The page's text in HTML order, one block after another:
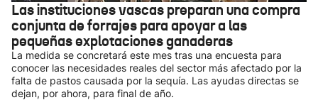
Las instituciones vascas preparan una compra
conjunta de forrajes para apoyar a las
pequeñas explotaciones ganaderas
La medida se concretará este mes tras una encuesta para
conocer las necesidades reales del sector más afectado por la
falta de pastos causada por la sequía. Las ayudas directas se
dejan, por ahora, para final de año.